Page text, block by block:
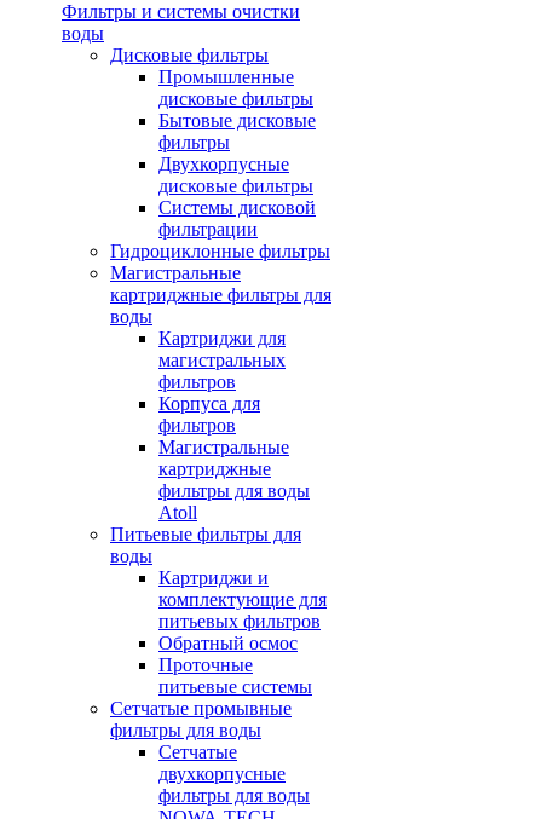
Фильтры и системы очистки
воды
Дисковые фильтры
Промышленные
дисковые фильтры
Бытовые дисковые
фильтры
Двухкорпусные
дисковые фильтры
Системы дисковой
фильтрации
Гидроциклонные фильтры
Магистральные
картриджные фильтры для
воды
Картриджи для
магистральных
фильтров
Корпуса для
фильтров
Магистральные
картриджные
фильтры для воды
Atoll
Питьевые фильтры для
воды
Картриджи и
комплектующие для
питьевых фильтров
Обратный осмос
Проточные
питьевые системы
Сетчатые промывные
фильтры для воды
Сетчатые
двухкорпусные
фильтры для воды